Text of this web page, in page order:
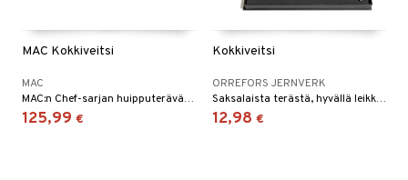
MAC Kokkiveitsi
MAC
MAC:n Chef-sarjan huipputerävä kokkiveitsi.
125,99 €
Kokkiveitsi
ORREFORS JERNVERK
Saksalaista terästä, hyvällä leikkuutuloksella!
12,98 €